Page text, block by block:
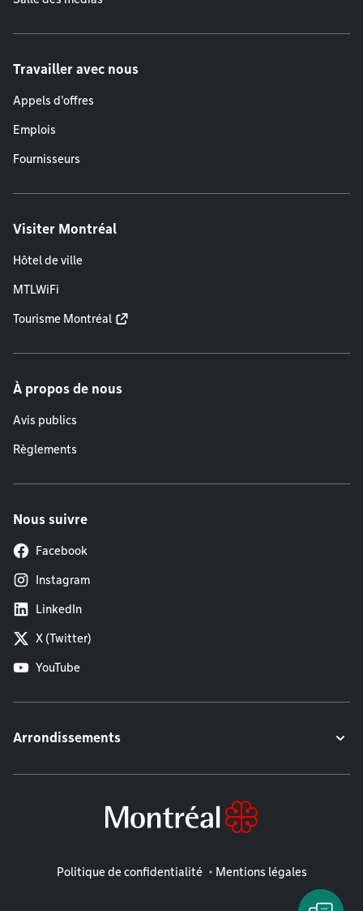
Travailler avec nous
Appels d'offres
Emplois
Fournisseurs
Visiter Montréal
Hôtel de ville
MTLWiFi
Tourisme Montréal
À propos de nous
Avis publics
Règlements
Nous suivre
Facebook
Instagram
LinkedIn
X (Twitter)
YouTube
Arrondissements
Mentions légales
Politique de confidentialité Mentions légales